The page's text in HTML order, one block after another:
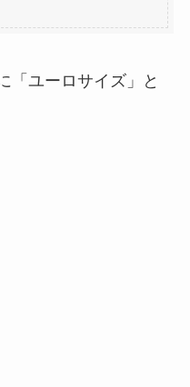
「ユーロサイズ」と